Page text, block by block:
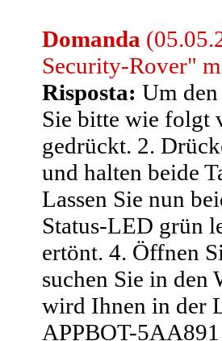
Domanda
Security-Rover"
Risposta: Um
Sie bitte wie folgt
gedrückt. 2.
und halten beide
Lassen Sie nun
Status-LED grün
ertönt. 4. Öffnen
suchen Sie in
wird Ihnen in der
APPBOT-